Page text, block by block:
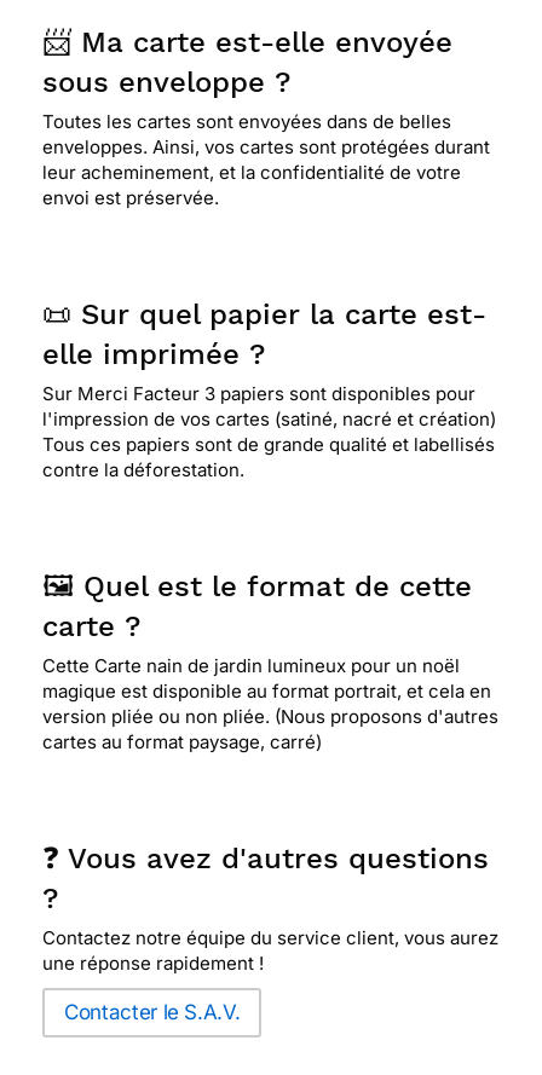
📨 Ma carte est-elle envoyée
sous enveloppe ?
Toutes les cartes sont envoyées dans de belles
enveloppes. Ainsi, vos cartes sont protégées durant
leur acheminement, et la confidentialité de votre
envoi est préservée.
📜 Sur quel papier la carte est-
elle imprimée ?
Sur Merci Facteur 3 papiers sont disponibles pour
l'impression de vos cartes (satiné, nacré et création)
Tous ces papiers sont de grande qualité et labellisés
contre la déforestation.
🖼️ Quel est le format de cette
carte ?
Cette Carte nain de jardin lumineux pour un noël
magique est disponible au format portrait, et cela en
version pliée ou non pliée. (Nous proposons d'autres
cartes au format paysage, carré)
❓ Vous avez d'autres questions
?
Contactez notre équipe du service client, vous aurez
une réponse rapidement !
Contacter le S.A.V.